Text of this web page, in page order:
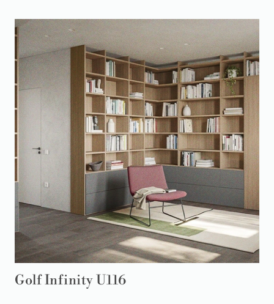
Golf Infinity U116